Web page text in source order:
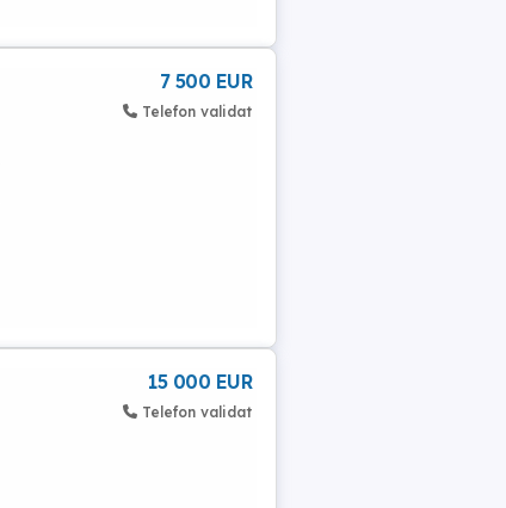
7 500 EUR
Telefon validat
15 000 EUR
Telefon validat